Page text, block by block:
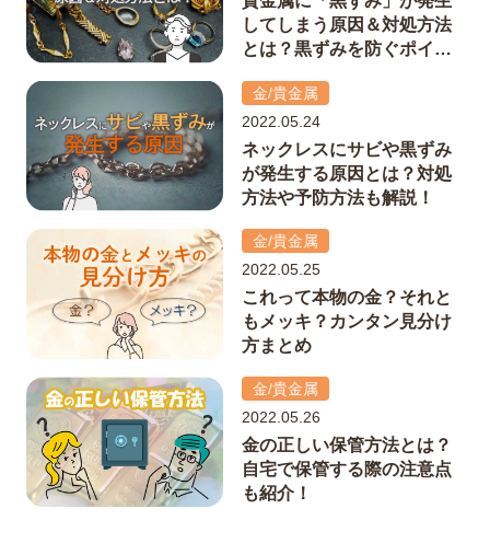
してしまう原因＆対処方法
とは？黒ずみを防ぐポイン
金/貴金属
2022.05.24
ネックレスにサビや黒ずみ
が発生する原因とは？対処
方法や予防方法も解説！
金/貴金属
2022.05.25
これって本物の金？それと
もメッキ？カンタン見分け
方まとめ
金/貴金属
2022.05.26
金の正しい保管方法とは？
自宅で保管する際の注意点
も紹介！